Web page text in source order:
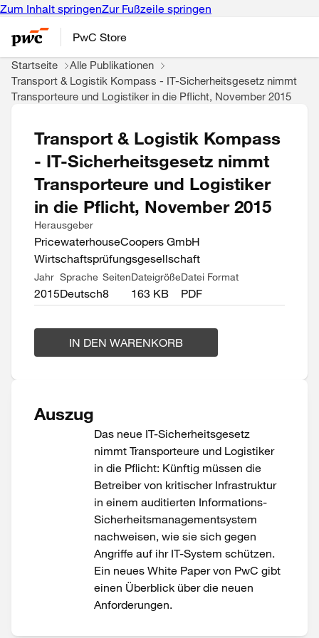
Zum Inhalt springenZur Fußzeile springen
PwC Store
Startseite
Alle Publikationen
Transport & Logistik Kompass - IT-Sicherheitsgesetz nimmt
Transporteure und Logistiker in die Pflicht, November 2015
Transport & Logistik Kompass
- IT-Sicherheitsgesetz nimmt
Transporteure und Logistiker
in die Pflicht, November 2015
Herausgeber
PricewaterhouseCoopers GmbH
Wirtschaftsprüfungsgesellschaft
Jahr
2015
Sprache
Deutsch
Seiten
8
Dateigröße
163 KB
Datei Format
PDF
IN DEN WARENKORB
Auszug
Das neue IT-Sicherheitsgesetz
nimmt Transporteure und Logistiker
in die Pflicht: Künftig müssen die
Betreiber von kritischer Infrastruktur
in einem auditierten Informations-
Sicherheitsmanagementsystem
nachweisen, wie sie sich gegen
Angriffe auf ihr IT-System schützen.
Ein neues White Paper von PwC gibt
einen Überblick über die neuen
Anforderungen.